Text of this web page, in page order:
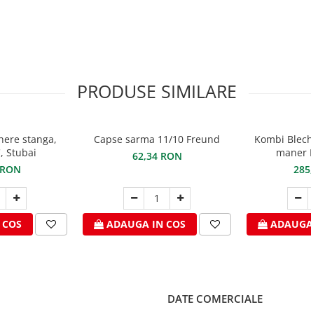
PRODUSE SIMILARE
stanga,
Stubai
Capse sarma 11/10 Freund
62,34 RON
ADAUGA IN COS
Kombi
maner
DATE COMERCIALE